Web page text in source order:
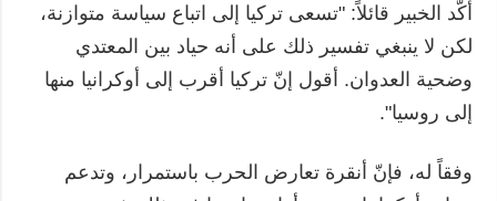
أكّد الخبير قائلاً: "تسعى تركيا إلى اتباع سياسة متوازنة،
لكن لا ينبغي تفسير ذلك على أنه حياد بين المعتدي
وضحية العدوان. أقول إنّ تركيا أقرب إلى أوكرانيا منها
إلى روسيا".
وفقاً له، فإنّ أنقرة تعارض الحرب باستمرار، وتدعم